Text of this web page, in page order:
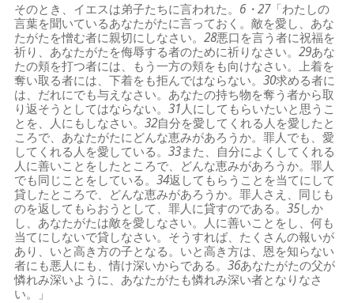
そのとき、イエスは弟子たちに言われた。 6・27「わたしの
言葉を聞いているあなたがたに言っておく。敵を愛し、あな
たがたを憎む者に親切にしなさい。28悪口を言う者に祝福を
祈り、あなたがたを侮辱する者のために祈りなさい。29あな
たの頬を打つ者には、もう一方の頬をも向けなさい。上着を
奪い取る者には、下着をも拒んではならない。30求める者に
は、だれにでも与えなさい。あなたの持ち物を奪う者から取
り返そうとしてはならない。31人にしてもらいたいと思うこ
とを、人にもしなさい。32自分を愛してくれる人を愛したと
ころで、あなたがたにどんな恵みがあろうか。罪人でも、愛
してくれる人を愛している。33また、自分によくしてくれる
人に善いことをしたところで、どんな恵みがあろうか。罪人
でも同じことをしている。34返してもらうことを当てにして
貸したところで、どんな恵みがあろうか。罪人さえ、同じも
のを返してもらおうとして、罪人に貸すのである。35しか
し、あなたがたは敵を愛しなさい。人に善いことをし、何も
当てにしないで貸しなさい。そうすれば、たくさんの報いが
あり、いと高き方の子となる。いと高き方は、恩を知らない
者にも悪人にも、情け深いからである。36あなたがたの父が
憐れみ深いように、あなたがたも憐れみ深い者となりなさ
い。」